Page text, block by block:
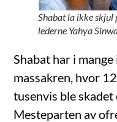
Shabat la ikke skjul
lederne Yahya
Shabat har i
massakren, hvor
tusenvis ble
Mesteparten av